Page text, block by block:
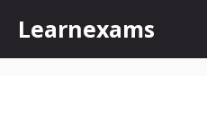
content
Learnexams